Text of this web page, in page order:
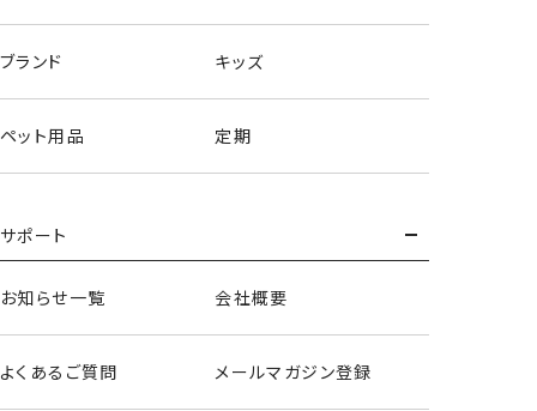
ブランド キッズ
ペット用品 定期
サポート
お知らせ一覧 会社概要
よくあるご質問 メールマガジン登録